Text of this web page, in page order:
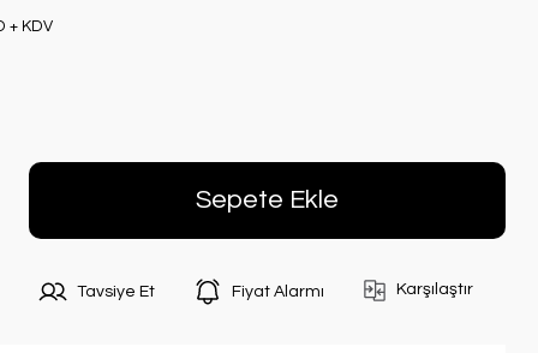
+ KDV
Sepete Ekle
Tavsiye Et Fiyat Alarmı Karşılaştır